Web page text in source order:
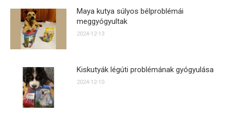
Maya kutya súlyos bélproblémái
meggyógyultak
2024-12-13
Kiskutyák légúti problémának gyógyulása
2024-12-10